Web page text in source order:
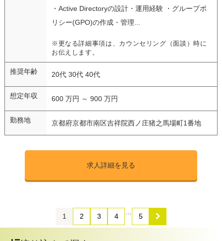
・Active Directoryの設計・運用経験 ・グループポ
リシー(GPO)の作成・管理...
※更なる詳細事項は、カウンセリング（面談）時に
お伝えします。
推奨年齢 20代 30代 40代
想定年収 600 万円 ～ 900 万円
勤務地 京都府京都市南区吉祥院西ノ庄猪之馬場町1番地
求人詳細を見る
1 2 3 4 5